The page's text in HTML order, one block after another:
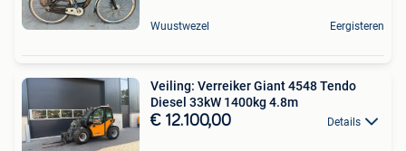
Wuustwezel Eergisteren
Veiling: Verreiker Giant 4548 Tendo
Diesel 33kW 1400kg 4.8m
€ 12.100,00 Details